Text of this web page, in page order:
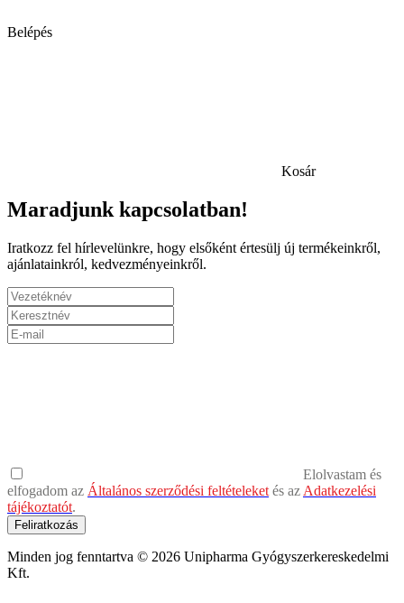
Belépés
Kosár
Maradjunk kapcsolatban!
Iratkozz fel hírlevelünkre, hogy elsőként értesülj új termékeinkről,
ajánlatainkról, kedvezményeinkről.
Elolvastam és
elfogadom az Általános szerződési feltételeket és az Adatkezelési
tájékoztatót.
Feliratkozás
Minden jog fenntartva © 2026 Unipharma Gyógyszerkereskedelmi
Kft.